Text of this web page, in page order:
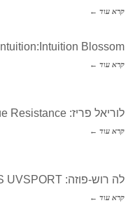
קרא עוד ←
Intuition:Intuition Blossom
קרא עוד ←
לוריאל פריז: Infallible Laque Resistance
קרא עוד ←
לה רוש-פוזה: ANTHELIOS UVSPORT
קרא עוד ←